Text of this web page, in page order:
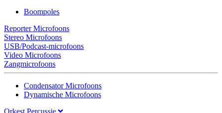
Boompoles
Reporter Microfoons
Stereo Microfoons
USB/Podcast-microfoons
Video Microfoons
Zangmicrofoons
Condensator Microfoons
Dynamische Microfoons
Orkest Percussie